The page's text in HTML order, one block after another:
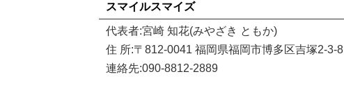
スマイルスマイズ
代表者:宮崎 知花(みやざき ともか)
住 所:〒812-0041 福岡県福岡市博多区吉塚2-3-8
連絡先:090-8812-2889